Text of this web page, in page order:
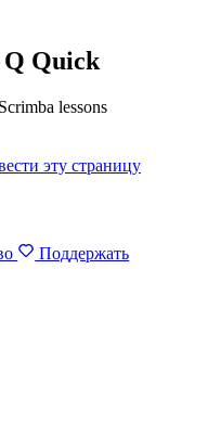
Q Quick
lessons
эту страницу
Поддержать